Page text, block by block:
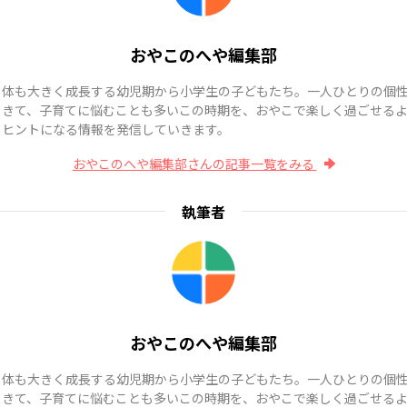
おやこのへや編集部
も大きく成長する幼児期から小学生の子どもたち。一人ひとりの個
て、子育てに悩むことも多いこの時期を、おやこで楽しく過ごせるよ
ントになる情報を発信していきます。
おやこのへや編集部さんの記事一覧をみる
執筆者
おやこのへや編集部
も大きく成長する幼児期から小学生の子どもたち。一人ひとりの個
て、子育てに悩むことも多いこの時期を、おやこで楽しく過ごせるよ